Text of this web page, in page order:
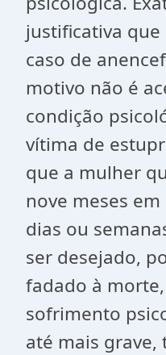
justificativa
caso de
motivo não é
condição
vítima de
que a mulher
nove meses
dias ou
ser desejado,
fadado à
sofrimento
até mais